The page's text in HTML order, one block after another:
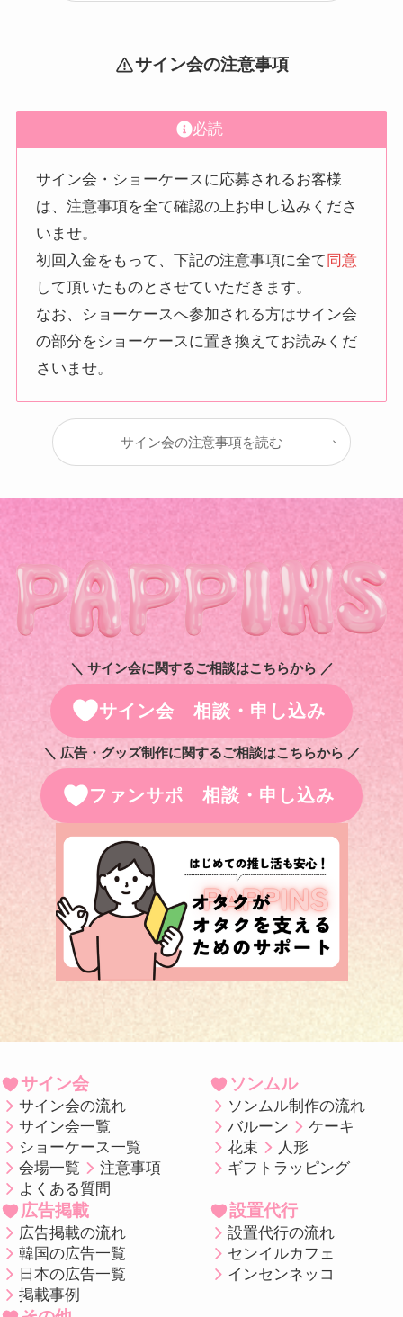
サイン会の注意事項
必読
サイン会・ショーケースに応募されるお客様
は、注意事項を全て確認の上お申し込みくださ
いませ。
初回入金をもって、下記の注意事項に全て 同意
して頂いたものとさせていただきます。
なお、ショーケースへ参加される方はサイン会
の部分をショーケースに置き換えてお読みくだ
さいませ。
サイン会の注意事項を読む
＼ サイン会に関するご相談はこちらから ／
サイン会 相談・申し込み
＼ 広告・グッズ制作に関するご相談はこちらから ／
ファンサポ 相談・申し込み
サイン会
サイン会の流れ
サイン会一覧
ショーケース一覧
会場一覧
注意事項
よくある質問
ソンムル
ソンムル制作の流れ
バルーン
ケーキ
花束
人形
ギフトラッピング
広告掲載
広告掲載の流れ
韓国の広告一覧
日本の広告一覧
掲載事例
設置代行
設置代行の流れ
センイルカフェ
インセンネッコ